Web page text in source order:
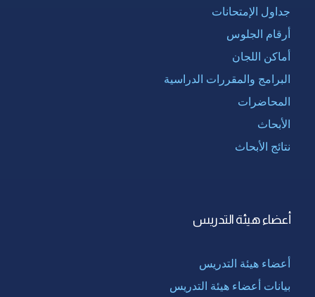
جداول الإمتحانات
أرقام الجلوس
أماكن اللجان
البرامج والمقررات الدراسية
المحاضرات
الأبحاث
نتائج الأبحاث
أعضاء هيئة التدريس
أعضاء هيئة التدريس
بيانات أعضاء هيئة التدريس